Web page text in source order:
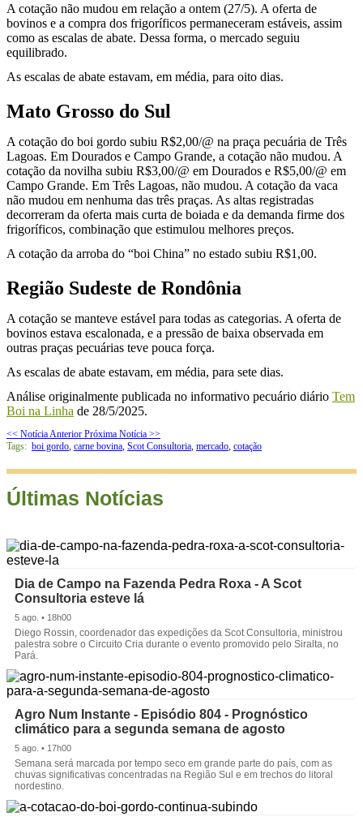
A cotação não mudou em relação a ontem (27/5). A oferta de
bovinos e a compra dos frigoríficos permaneceram estáveis, assim
como as escalas de abate. Dessa forma, o mercado seguiu
equilibrado.
As escalas de abate estavam, em média, para oito dias.
Mato Grosso do Sul
A cotação do boi gordo subiu R$2,00/@ na praça pecuária de Três
Lagoas. Em Dourados e Campo Grande, a cotação não mudou. A
cotação da novilha subiu R$3,00/@ em Dourados e R$5,00/@ em
Campo Grande. Em Três Lagoas, não mudou. A cotação da vaca
não mudou em nenhuma das três praças. As altas registradas
decorreram da oferta mais curta de boiada e da demanda firme dos
frigoríficos, combinação que estimulou melhores preços.
A cotação da arroba do “boi China” no estado subiu R$1,00.
Região Sudeste de Rondônia
A cotação se manteve estável para todas as categorias. A oferta de
bovinos estava escalonada, e a pressão de baixa observada em
outras praças pecuárias teve pouca força.
As escalas de abate estavam, em média, para sete dias.
Análise originalmente publicada no informativo pecuário diário Tem
Boi na Linha de 28/5/2025.
<< Notícia Anterior Próxima Notícia >>
Tags: boi gordo carne bovina Scot Consultoria mercado cotação
Últimas Notícias
Dia de Campo na Fazenda Pedra Roxa - A Scot
Consultoria esteve lá
5 ago. • 18h00
Diego Rossin, coordenador das expedições da Scot Consultoria, ministrou
palestra sobre o Circuito Cria durante o evento promovido pelo Siralta, no
Pará.
Agro Num Instante - Episódio 804 - Prognóstico
climático para a segunda semana de agosto
5 ago. • 17h00
Semana será marcada por tempo seco em grande parte do país, com as
chuvas significativas concentradas na Região Sul e em trechos do litoral
nordestino.